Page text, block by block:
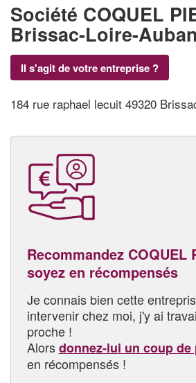
Société COQUEL
Brissac-Loire-
Il s'agit de votre entreprise ?
184 rue raphael lecuit 49320
Recommandez COQUEL
soyez en récompensés
Je connais bien cette
intervenir chez moi, j'y ai
proche !
Alorsdonnez-lui un coup de
en récompensés !